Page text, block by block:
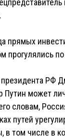
прямых
прогулялись
РФ
может
словам,
путей
в том числе в